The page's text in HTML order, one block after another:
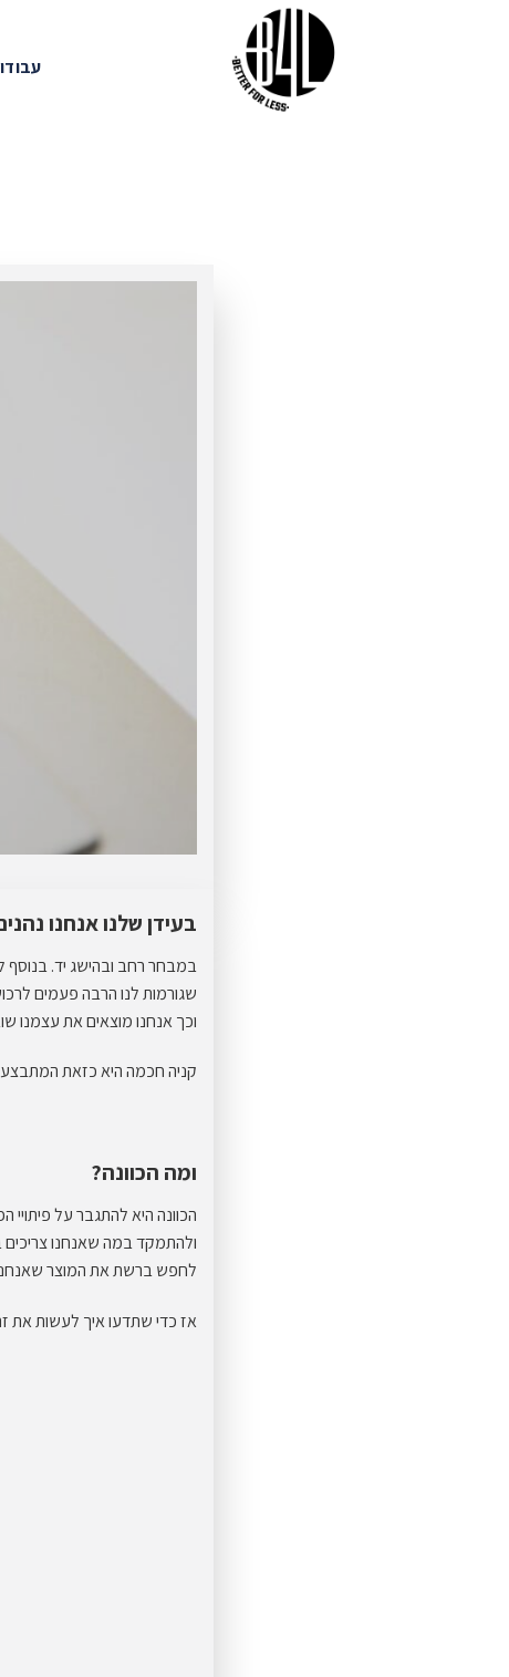
בעידן שלנו אנחנו
במבחר רחב ובהישג יד.
שגורמות לנו הרבה פעמים
וכך אנחנו מוצאים את עצמנו
קניה חכמה היא כזאת
ומה הכוונה?
הכוונה היא להתגבר על פיתויי
ולהתמקד במה שאנחנו
לחפש ברשת את המוצר
אז כדי שתדעו איך לעשות את